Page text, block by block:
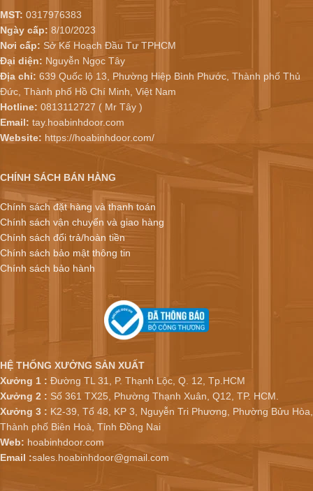
MST: 0317976383
Ngày cấp: 8/10/2023
Nơi cấp: Sở Kế Hoạch Đầu Tư TPHCM
Đại diện: Nguyễn Ngọc Tây
Địa chỉ: 639 Quốc lộ 13, Phường Hiệp Bình Phước, Thành phố Thủ
Đức, Thành phố Hồ Chí Minh, Việt Nam
Hotline: 0813112727 ( Mr Tây )
Email: tay.hoabinhdoor.com
Website: https://hoabinhdoor.com/
CHÍNH SÁCH BÁN HÀNG
Chính sách đặt hàng và thanh toán
Chính sách vận chuyển và giao hàng
Chính sách đổi trả/hoàn tiền
Chính sách bảo mật thông tin
Chính sách bảo hành
HỆ THỐNG XƯỞNG SẢN XUẤT
Xưởng 1 : Đường TL 31, P. Thạnh Lộc, Q. 12, Tp.HCM
Xưởng 2 : Số 361 TX25, Phường Thạnh Xuân, Q12, TP. HCM.
Xưởng 3 : K2-39, Tổ 48, KP 3, Nguyễn Tri Phương, Phường Bửu Hòa,
Thành phố Biên Hoà, Tỉnh Đồng Nai
Web: hoabinhdoor.com
Email :sales.hoabinhdoor@gmail.com